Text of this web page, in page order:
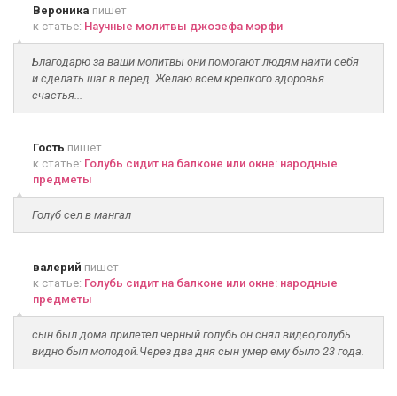
Вероника пишет
к статье: Научные молитвы джозефа мэрфи
Благодарю за ваши молитвы они помогают людям найти себя
и сделать шаг в перед. Желаю всем крепкого здоровья
счастья...
Гость пишет
к статье: Голубь сидит на балконе или окне: народные
предметы
Голуб сел в мангал
валерий пишет
к статье: Голубь сидит на балконе или окне: народные
предметы
сын был дома прилетел черный голубь он снял видео,голубь
видно был молодой.Через два дня сын умер ему было 23 года.